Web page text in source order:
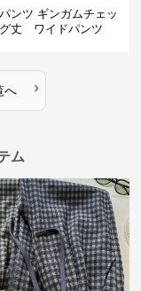
ンツ ギンガムチェッ
丈 ワイドパンツ
へ ›
ム